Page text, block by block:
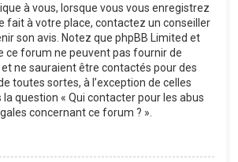
à vous, lorsque vous vous enregistrez
fait à votre place, contactez un conseiller
son avis. Notez que phpBB Limited et
ce forum ne peuvent pas fournir de
ne sauraient être contactés pour des
toutes sortes, à l’exception de celles
question « Qui contacter pour les abus
concernant ce forum ? ».